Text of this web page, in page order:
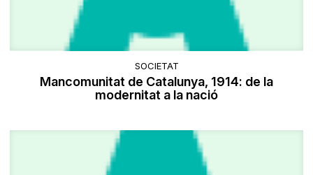
SOCIETAT
Mancomunitat de Catalunya, 1914: de la
modernitat a la nació